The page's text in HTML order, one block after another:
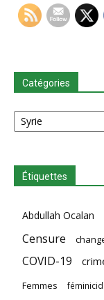
Catégories
Catégories
Étiquettes
Abdullah Ocalan
Censure
COVID-19
Femmes